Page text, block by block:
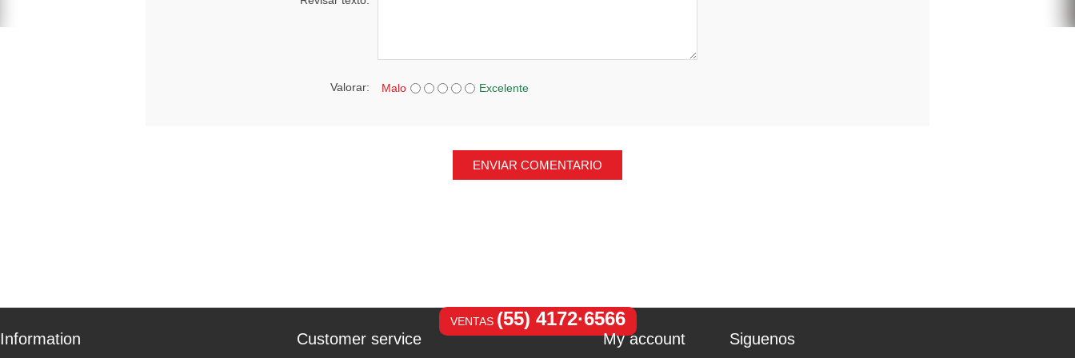
Valorar: Malo Excelente
ENVIAR COMENTARIO
VENTAS (55) 4172·6566
Information Customer service My account Siguenos